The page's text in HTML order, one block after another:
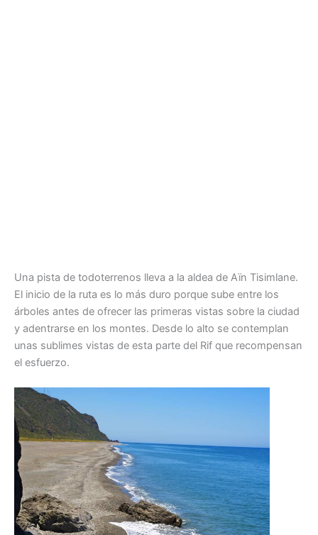
Una pista de todoterrenos lleva a la aldea de Aïn Tisimlane.
El inicio de la ruta es lo más duro porque sube entre los
árboles antes de ofrecer las primeras vistas sobre la ciudad
y adentrarse en los montes. Desde lo alto se contemplan
unas sublimes vistas de esta parte del Rif que recompensan
el esfuerzo.